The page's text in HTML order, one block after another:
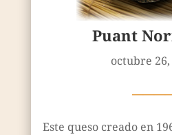
Puant
octubre 26,
Este queso creado en